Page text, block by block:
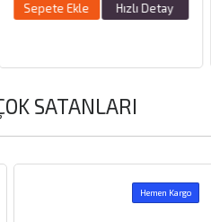
Sepete Ekle Hızlı Detay
SATANLARI
Hemen Kargo